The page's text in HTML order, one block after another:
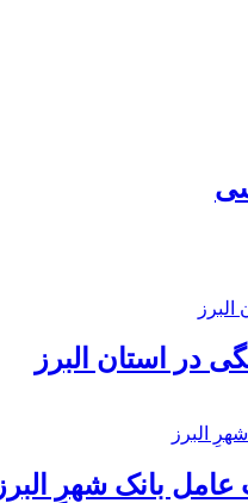
در استان البرز
بانک شهرِ البرز